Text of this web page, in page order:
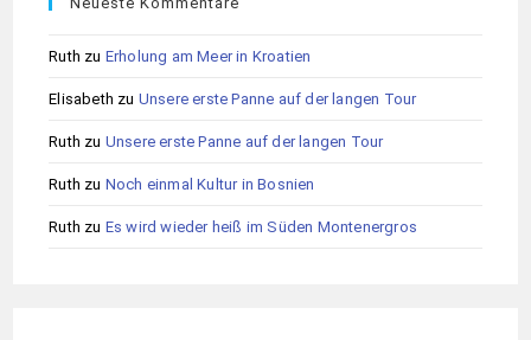
Ruth zu Erholung am Meer in Kroatien
Elisabeth zu Unsere erste Panne auf der langen Tour
Ruth zu Unsere erste Panne auf der langen Tour
Ruth zu Noch einmal Kultur in Bosnien
Ruth zu Es wird wieder heiß im Süden Montenergros